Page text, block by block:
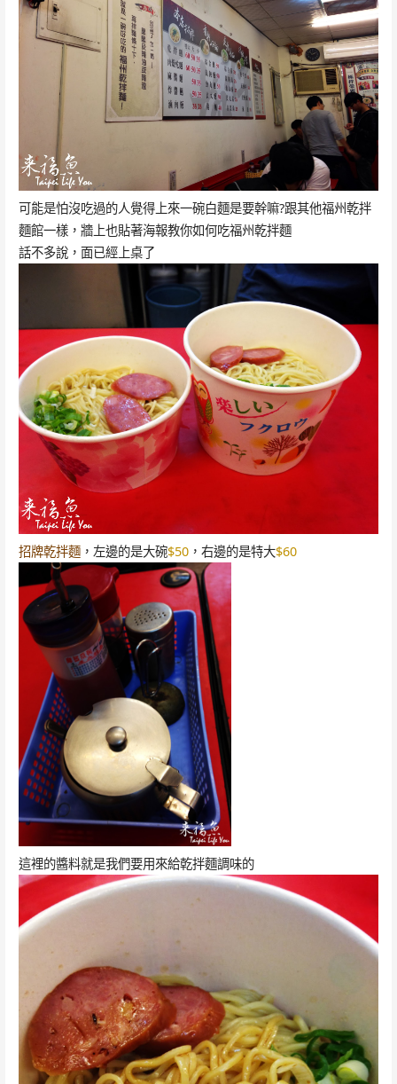
可能是怕沒吃過的人覺得上來一碗白麵是要幹嘛?跟其他福州乾拌
麵館一樣，牆上也貼著海報教你如何吃福州乾拌麵
話不多說，面已經上桌了
招牌乾拌麵，左邊的是大碗$50，右邊的是特大$60
這裡的醬料就是我們要用來給乾拌麵調味的